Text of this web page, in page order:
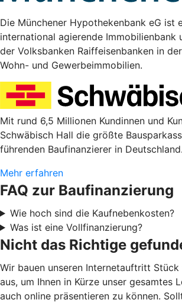
Die Münchener Hypothekenbank eG ist
international agierende Immobilienbank
der Volksbanken Raiffeisenbanken in
Wohn- und Gewerbeimmobilien.
Mit rund 6,5 Millionen Kundinnen und
Schwäbisch Hall die größte
führenden Baufinanzierer in Deutschland.
Mehr erfahren
FAQ zur Baufinanzierung
Wie hoch sind die Kaufnebenkosten?
Was ist eine Vollfinanzierung?
Nicht das Richtige
Wir bauen unseren Internetauftritt
aus, um Ihnen in Kürze unser gesamtes
auch online präsentieren zu können.